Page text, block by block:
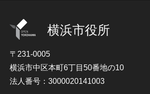
横浜市役所
〒231-0005
横浜市中区本町6丁目50番地の10
法人番号：3000020141003